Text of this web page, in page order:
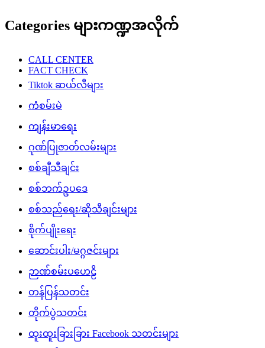
Categories များကဏ္ဍအလိုက်
CALL CENTER
FACT CHECK
Tiktok ဆယ်လီများ
ကံစမ်းမဲ
ကျန်းမာရေး
ဂုဏ်ပြုဇာတ်လမ်းများ
စစ်ချီသီချင်း
စစ်ဘက်ဥပဒေ
စစ်သည်ရေး/ဆိုသီချင်းများ
စိုက်ပျိုးရေး
ဆောင်းပါး/မဂ္ဂဇင်းများ
ဉာဏ်စမ်းပဟေဠိ
တန်ပြန်သတင်း
တိုက်ပွဲသတင်း
ထူးထူးခြားခြား Facebook သတင်းများ